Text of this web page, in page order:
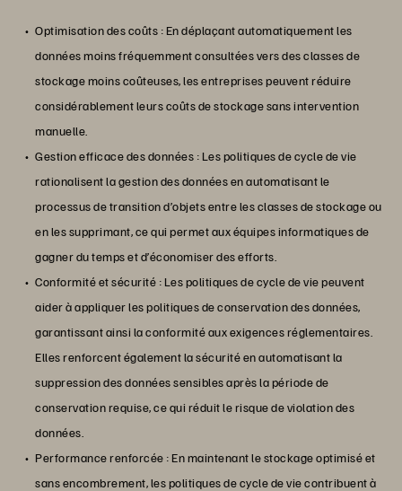
Optimisation des coûts : En déplaçant automatiquement les
données moins fréquemment consultées vers des classes de
stockage moins coûteuses, les entreprises peuvent réduire
considérablement leurs coûts de stockage sans intervention
manuelle.
Gestion efficace des données : Les politiques de cycle de vie
rationalisent la gestion des données en automatisant le
processus de transition d’objets entre les classes de stockage ou
en les supprimant, ce qui permet aux équipes informatiques de
gagner du temps et d’économiser des efforts.
Conformité et sécurité : Les politiques de cycle de vie peuvent
aider à appliquer les politiques de conservation des données,
garantissant ainsi la conformité aux exigences réglementaires.
Elles renforcent également la sécurité en automatisant la
suppression des données sensibles après la période de
conservation requise, ce qui réduit le risque de violation des
données.
Performance renforcée : En maintenant le stockage optimisé et
sans encombrement, les politiques de cycle de vie contribuent à